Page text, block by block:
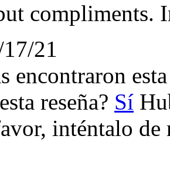
compliments.
21
encontraron
reseña? Sí
inténtalo de